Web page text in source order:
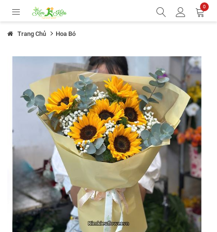
0
Trang Chủ Hoa Bó